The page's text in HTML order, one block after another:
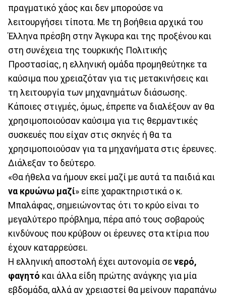
πραγματικό χάος και δεν μπορούσε να
λειτουργήσει τίποτα. Με τη βοήθεια αρχικά του
Έλληνα πρέσβη στην Άγκυρα και της προξένου και
στη συνέχεια της τουρκικής Πολιτικής
Προστασίας, η ελληνική ομάδα προμηθεύτηκε τα
καύσιμα που χρειαζόταν για τις μετακινήσεις και
τη λειτουργία των μηχανημάτων διάσωσης.
Κάποιες στιγμές, όμως, έπρεπε να διαλέξουν αν θα
χρησιμοποιούσαν καύσιμα για τις θερμαντικές
συσκευές που είχαν στις σκηνές ή θα τα
χρησιμοποιούσαν για τα μηχανήματα στις έρευνες.
Διάλεξαν το δεύτερο.
«Θα ήθελα να ήμουν εκεί μαζί με αυτά τα παιδιά και
να κρυώνω μαζί» είπε χαρακτηριστικά ο κ.
Μπαλάφας, σημειώνοντας ότι το κρύο είναι το
μεγαλύτερο πρόβλημα, πέρα από τους σοβαρούς
κινδύνους που κρύβουν οι έρευνες στα κτίρια που
έχουν καταρρεύσει.
Η ελληνική αποστολή έχει αυτονομία σε νερό,
φαγητό και άλλα είδη πρώτης ανάγκης για μία
εβδομάδα, αλλά αν χρειαστεί θα μείνουν παραπάνω